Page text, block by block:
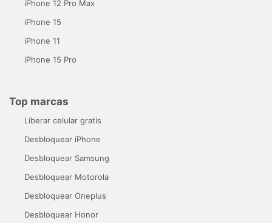
iPhone 12 Pro Max
iPhone 15
iPhone 11
iPhone 15 Pro
Top marcas
Liberar celular gratis
Desbloquear iPhone
Desbloquear Samsung
Desbloquear Motorola
Desbloquear Oneplus
Desbloquear Honor